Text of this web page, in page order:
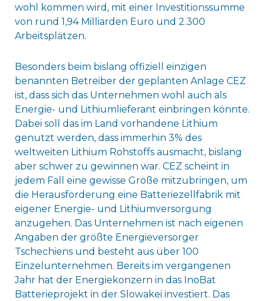
wohl kommen wird, mit einer Investitionssumme
von rund 1,94 Milliarden Euro und 2.300
Arbeitsplätzen.
Besonders beim bislang offiziell einzigen
benannten Betreiber der geplanten Anlage CEZ
ist, dass sich das Unternehmen wohl auch als
Energie- und Lithiumlieferant einbringen könnte.
Dabei soll das im Land vorhandene Lithium
genutzt werden, dass immerhin 3% des
weltweiten Lithium Rohstoffs ausmacht, bislang
aber schwer zu gewinnen war. CEZ scheint in
jedem Fall eine gewisse Größe mitzubringen, um
die Herausforderung eine Batteriezellfabrik mit
eigener Energie- und Lithiumversorgung
anzugehen. Das Unternehmen ist nach eigenen
Angaben der größte Energieversorger
Tschechiens und besteht aus über 100
Einzelunternehmen. Bereits im vergangenen
Jahr hat der Energiekonzern in das InoBat
Batterieprojekt in der Slowakei investiert. Das